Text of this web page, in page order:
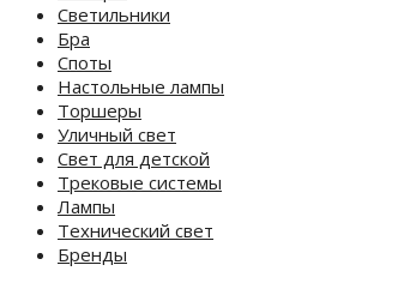
Светильники
Бра
Споты
Настольные лампы
Торшеры
Уличный свет
Свет для детской
Трековые системы
Лампы
Технический свет
Бренды